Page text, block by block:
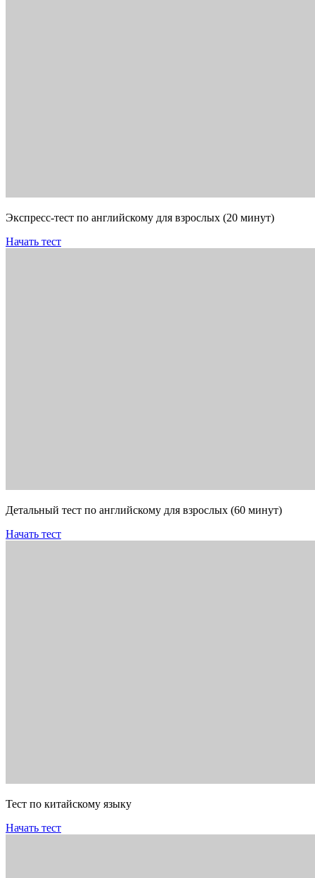
Экспресс-тест по английскому для взрослых (20 минут)
Начать тест
Детальный тест по английскому для взрослых (60 минут)
Начать тест
Тест по китайскому языку
Начать тест